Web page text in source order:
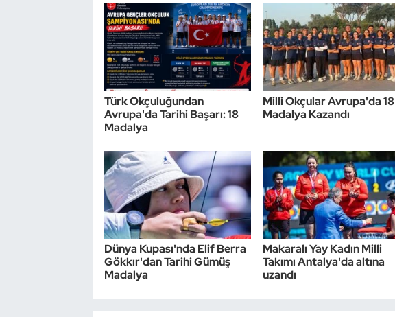
Türk Okçuluğundan
Avrupa'da Tarihi Başarı: 18
Madalya
Milli Okçular Avrupa'da 18
Madalya Kazandı
Dünya Kupası'nda Elif Berra
Gökkır'dan Tarihi Gümüş
Madalya
Makaralı Yay Kadın Milli
Takımı Antalya'da altına
uzandı